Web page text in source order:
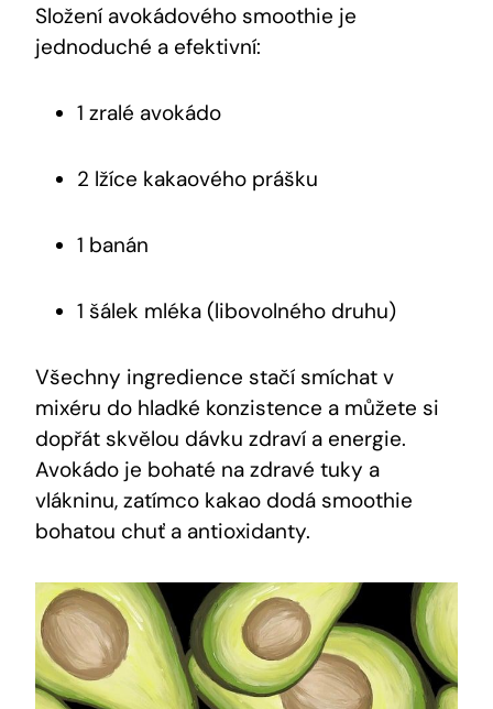
Složení avokádového smoothie ‌je
jednoduché a efektivní:
1 ‌zralé ⁤avokádo
2 ​lžíce ‌kakaového ⁤prášku
1 banán
1 šálek mléka (libovolného druhu)
Všechny‌ ingredience stačí smíchat ⁢v ​
mixéru do ‍hladké konzistence a můžete si
dopřát skvělou dávku zdraví a energie.
Avokádo je bohaté na zdravé⁣ tuky ⁤a‌
vlákninu, zatímco ⁤kakao dodá smoothie
bohatou chuť a antioxidanty.